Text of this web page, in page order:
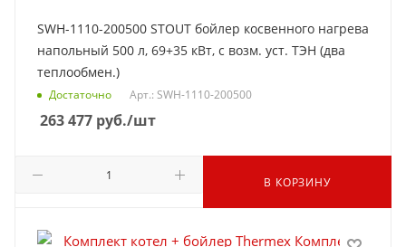
SWH-1110-200500 STOUT бойлер косвенного нагрева
напольный 500 л, 69+35 кВт, с возм. уст. ТЭН (два
теплообмен.)
Достаточно Арт.: SWH-1110-200500
263 477 руб./шт
В КОРЗИНУ